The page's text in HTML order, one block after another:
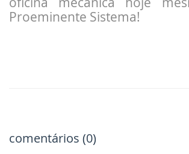
Proeminente Sistema!
comentários (0)